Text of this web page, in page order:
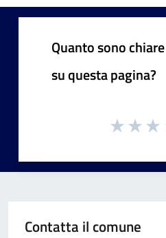
Quanto sono
su questa pagina?
Contatta il comune